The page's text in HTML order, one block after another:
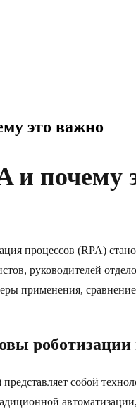
это важно
и почему
процессов (RPA)
руководителей
применения,
роботизации
собой
автоматизации,